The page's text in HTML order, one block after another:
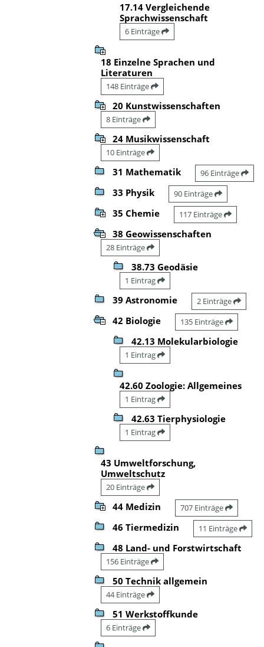
17.14 Vergleichende
Sprachwissenschaft
6 Einträge
18 Einzelne Sprachen und
Literaturen
148 Einträge
20 Kunstwissenschaften
8 Einträge
24 Musikwissenschaft
10 Einträge
31 Mathematik 96 Einträge
33 Physik 90 Einträge
35 Chemie 117 Einträge
38 Geowissenschaften
28 Einträge
38.73 Geodäsie
1 Eintrag
39 Astronomie 2 Einträge
42 Biologie 135 Einträge
42.13 Molekularbiologie
1 Eintrag
42.60 Zoologie: Allgemeines
1 Eintrag
42.63 Tierphysiologie
1 Eintrag
43 Umweltforschung,
Umweltschutz
20 Einträge
44 Medizin 707 Einträge
46 Tiermedizin 11 Einträge
48 Land- und Forstwirtschaft
156 Einträge
50 Technik allgemein
44 Einträge
51 Werkstoffkunde
6 Einträge